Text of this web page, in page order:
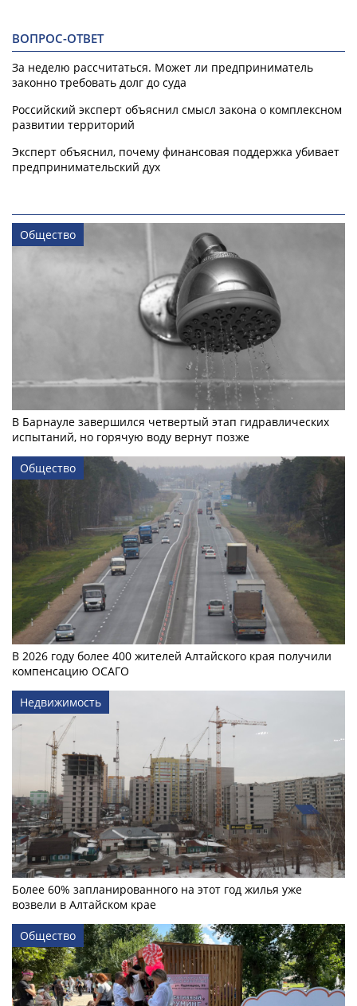
ВОПРОС-ОТВЕТ
За неделю рассчитаться. Может ли предприниматель
законно требовать долг до суда
Российский эксперт объяснил смысл закона о комплексном
развитии территорий
Эксперт объяснил, почему финансовая поддержка убивает
предпринимательский дух
Общество
В Барнауле завершился четвертый этап гидравлических
испытаний, но горячую воду вернут позже
Общество
В 2026 году более 400 жителей Алтайского края получили
компенсацию ОСАГО
Недвижимость
Более 60% запланированного на этот год жилья уже
возвели в Алтайском крае
Общество